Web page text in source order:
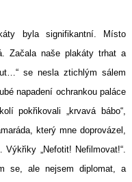
byla signifikantní. Místo
Začala naše plakáty trhat a
se nesla ztichlým sálem
napadení ochrankou paláce
pokřikovali „krvavá bábo“,
který mne doprovázel,
„Nefotit! Nefilmovat!“.
se, ale nejsem diplomat, a